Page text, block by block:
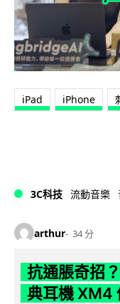
iPad iPhone
3C科技 流動音樂
arthur 34 分
抗通脹奇招
典耳機 XM4